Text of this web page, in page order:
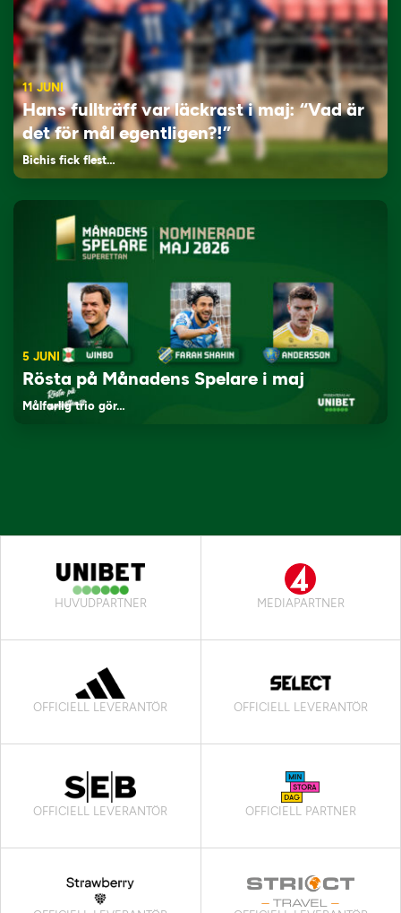
11 JUNI
Hans fullträff var läckrast i maj: “Vad är
det för mål egentligen?!”
Bichis fick flest…
5 JUNI
Rösta på Månadens Spelare i maj
Målfarlig trio gör…
HUVUDPARTNER MEDIAPARTNER
OFFICIELL LEVERANTÖR OFFICIELL LEVERANTÖR
OFFICIELL LEVERANTÖR OFFICIELL PARTNER